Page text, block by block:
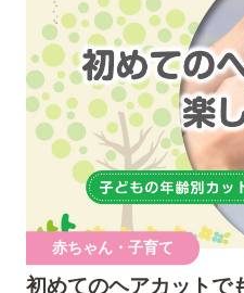
赤ちゃん・子育て
初めてのヘアカットで